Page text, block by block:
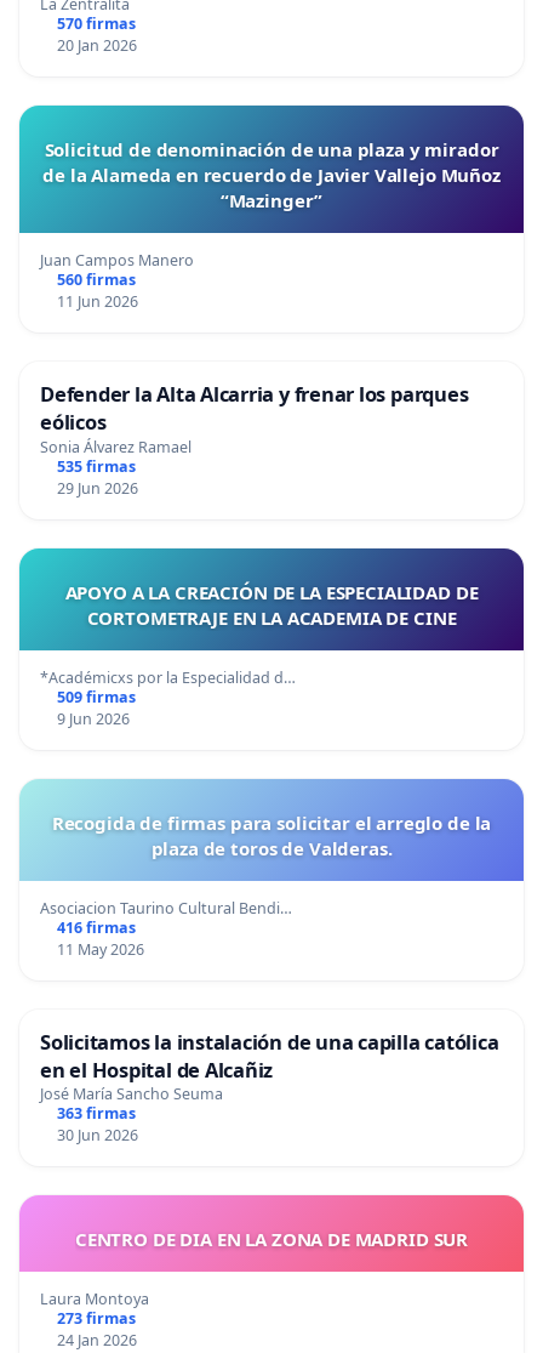
570 firmas
20 Jan 2026
Solicitud de denominación de una plaza y mirador
de la Alameda en recuerdo de Javier Vallejo Muñoz
“Mazinger”
Juan Campos Manero
560 firmas
11 Jun 2026
Defender la Alta Alcarria y frenar los parques
eólicos
Sonia Álvarez Ramael
535 firmas
29 Jun 2026
APOYO A LA CREACIÓN DE LA ESPECIALIDAD DE
CORTOMETRAJE EN LA ACADEMIA DE CINE
*Académicxs por la Especialidad d…
509 firmas
9 Jun 2026
Recogida de firmas para solicitar el arreglo de la
plaza de toros de Valderas.
Asociacion Taurino Cultural Bendi…
416 firmas
11 May 2026
Solicitamos la instalación de una capilla católica
en el Hospital de Alcañiz
José María Sancho Seuma
363 firmas
30 Jun 2026
CENTRO DE DIA EN LA ZONA DE MADRID SUR
Laura Montoya
273 firmas
24 Jan 2026